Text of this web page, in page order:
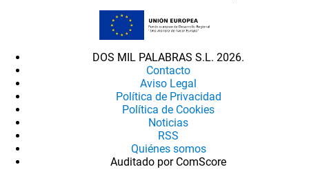
DOS MIL PALABRAS S.L. 2026.
Contacto
Aviso Legal
Política de Privacidad
Política de Cookies
Noticias
RSS
Quiénes somos
Auditado por ComScore